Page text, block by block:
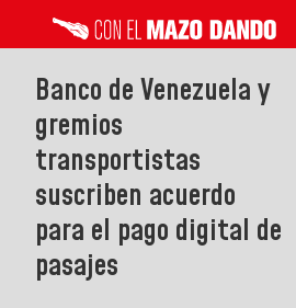
Banco de Venezuela y
gremios
transportistas
suscriben acuerdo
para el pago digital de
pasajes